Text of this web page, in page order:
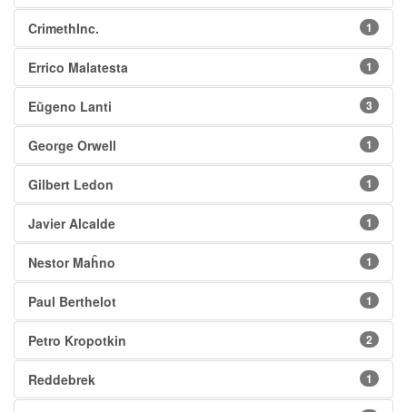
CrimethInc. 1
Errico Malatesta 1
Eŭgeno Lanti 3
George Orwell 1
Gilbert Ledon 1
Javier Alcalde 1
Nestor Maĥno 1
Paul Berthelot 1
Petro Kropotkin 2
Reddebrek 1